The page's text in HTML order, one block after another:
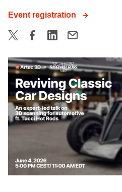
Event registration